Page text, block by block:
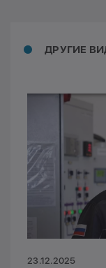
ДРУГИЕ
23.12.2025